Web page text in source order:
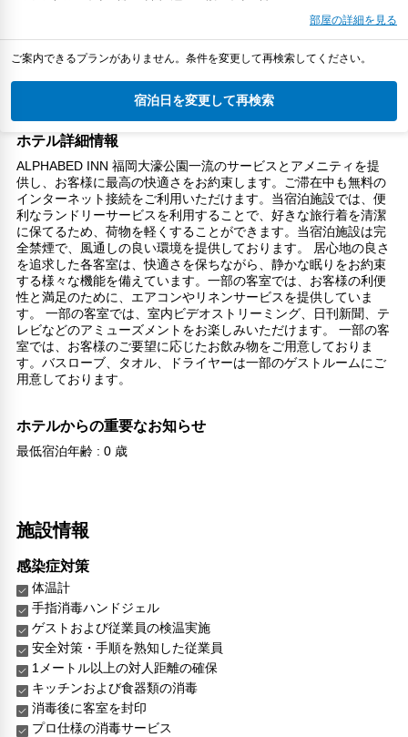
部屋の詳細を見る
ご案内できるプランがありません。条件を変更して再検索してください。
宿泊日を変更して再検索
ホテル詳細情報
ALPHABED INN 福岡大濠公園一流のサービスとアメニティを提
供し、お客様に最高の快適さをお約束します。ご滞在中も無料の
インターネット接続をご利用いただけます。当宿泊施設では、便
利なランドリーサービスを利用することで、好きな旅行着を清潔
に保てるため、荷物を軽くすることができます。当宿泊施設は完
全禁煙で、風通しの良い環境を提供しております。 居心地の良さ
を追求した各客室は、快適さを保ちながら、静かな眠りをお約束
する様々な機能を備えています。一部の客室では、お客様の利便
性と満足のために、エアコンやリネンサービスを提供していま
す。 一部の客室では、室内ビデオストリーミング、日刊新聞、テ
レビなどのアミューズメントをお楽しみいただけます。 一部の客
室では、お客様のご要望に応じたお飲み物をご用意しておりま
す。バスローブ、タオル、ドライヤーは一部のゲストルームにご
用意しております。
ホテルからの重要なお知らせ
最低宿泊年齢 : 0 歳
施設情報
感染症対策
体温計
手指消毒ハンドジェル
ゲストおよび従業員の検温実施
安全対策・手順を熟知した従業員
1メートル以上の対人距離の確保
キッチンおよび食器類の消毒
消毒後に客室を封印
プロ仕様の消毒サービス